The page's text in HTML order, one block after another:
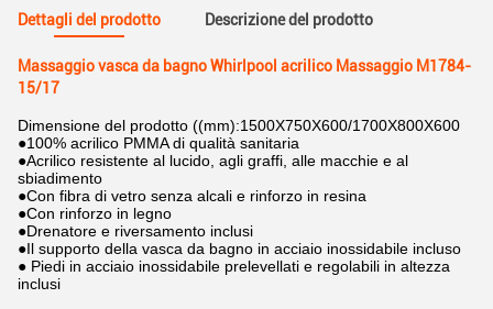
Dettagli del prodotto Descrizione del prodotto
Massaggio vasca da bagno Whirlpool acrilico Massaggio M1784-
15/17
Dimensione del prodotto ((mm):1500X750X600/1700X800X600
●100% acrilico PMMA di qualità sanitaria
●Acrilico resistente al lucido, agli graffi, alle macchie e al
sbiadimento
●Con fibra di vetro senza alcali e rinforzo in resina
●Con rinforzo in legno
●Drenatore e riversamento inclusi
●Il supporto della vasca da bagno in acciaio inossidabile incluso
● Piedi in acciaio inossidabile prelevellati e regolabili in altezza
inclusi